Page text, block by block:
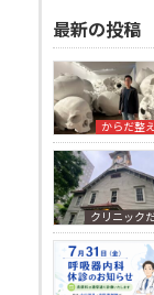
最新の投稿
からだ整
クリニック